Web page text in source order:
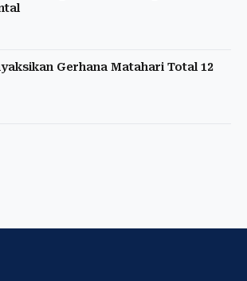
Gerhana Matahari Total 12